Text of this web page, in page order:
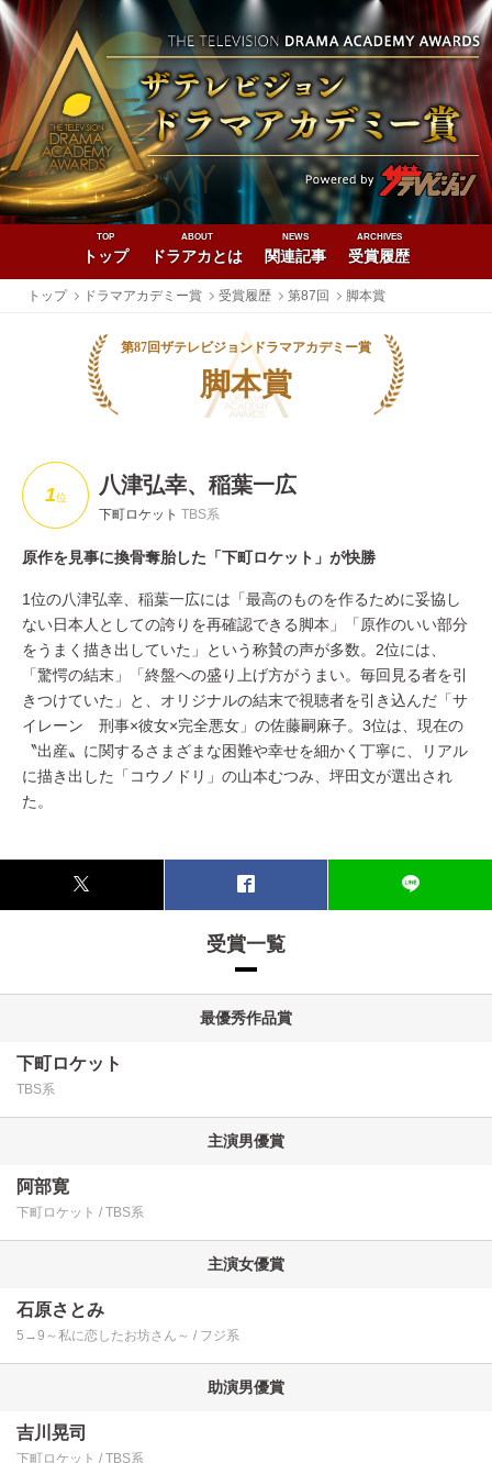
TOP
トップ
ABOUT
ドラアカとは
NEWS
関連記事
ARCHIVES
受賞履歴
トップ ドラマアカデミー賞 受賞履歴 第87回 脚本賞
第87回ザテレビジョンドラマアカデミー賞
脚本賞
1位
八津弘幸、稲葉一広
下町ロケット TBS系
原作を見事に換骨奪胎した「下町ロケット」が快勝
1位の八津弘幸、稲葉一広には「最高のものを作るために妥協し
ない日本人としての誇りを再確認できる脚本」「原作のいい部分
をうまく描き出していた」という称賛の声が多数。2位には、
「驚愕の結末」「終盤への盛り上げ方がうまい。毎回見る者を引
きつけていた」と、オリジナルの結末で視聴者を引き込んだ「サ
イレーン 刑事×彼女×完全悪女」の佐藤嗣麻子。3位は、現在の
〝出産〟に関するさまざまな困難や幸せを細かく丁寧に、リアル
に描き出した「コウノドリ」の山本むつみ、坪田文が選出され
た。
受賞一覧
最優秀作品賞
下町ロケット
TBS系
主演男優賞
阿部寛
下町ロケット TBS系
主演女優賞
石原さとみ
5→9～私に恋したお坊さん～ フジ系
助演男優賞
吉川晃司
下町ロケット TBS系